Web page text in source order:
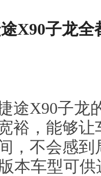
X90子龙全
途X90子龙
裕，能够
，不会感
本车型可